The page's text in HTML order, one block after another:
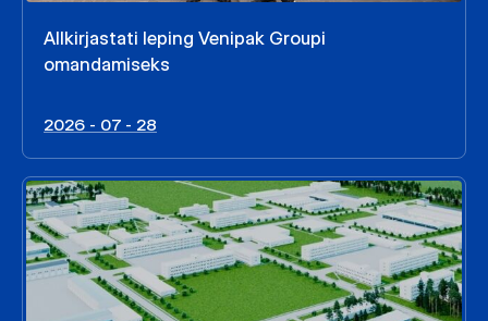
Allkirjastati leping Venipak Groupi
omandamiseks
2026 - 07 - 28